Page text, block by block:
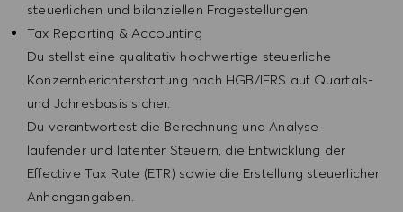
steuerlichen und bilanziellen Fragestellungen.
Tax Reporting & Accounting
Du stellst eine qualitativ hochwertige steuerliche
Konzernberichterstattung nach HGB/IFRS auf Quartals-
und Jahresbasis sicher.
Du verantwortest die Berechnung und Analyse
laufender und latenter Steuern, die Entwicklung der
Effective Tax Rate (ETR) sowie die Erstellung steuerlicher
Anhangangaben.